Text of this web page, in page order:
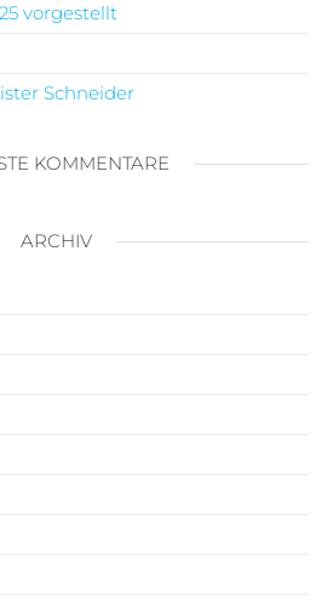
vorgestellt
Schneider
KOMMENTARE
ARCHIV